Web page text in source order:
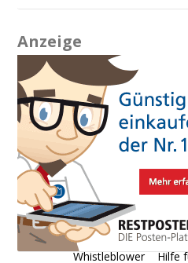
Anzeige
Whistleblower Hilfe